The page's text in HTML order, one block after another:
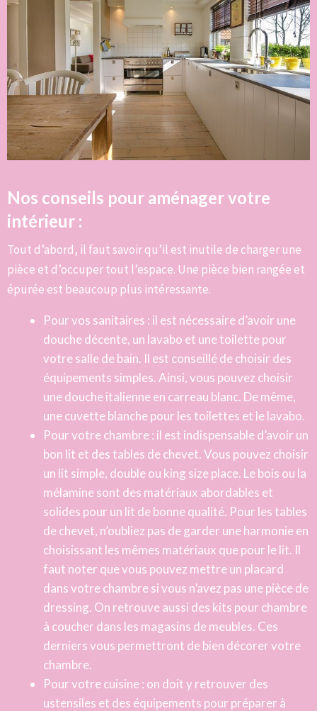
Nos conseils pour aménager votre
intérieur :
Tout d’abord, il faut savoir qu’il est inutile de charger une
pièce et d’occuper tout l’espace. Une pièce bien rangée et
épurée est beaucoup plus intéressante.
Pour vos sanitaires : il est nécessaire d’avoir une
douche décente, un lavabo et une toilette pour
votre salle de bain. Il est conseillé de choisir des
équipements simples. Ainsi, vous pouvez choisir
une douche italienne en carreau blanc. De même,
une cuvette blanche pour les toilettes et le lavabo.
Pour votre chambre : il est indispensable d’avoir un
bon lit et des tables de chevet. Vous pouvez choisir
un lit simple, double ou king size place. Le bois ou la
mélamine sont des matériaux abordables et
solides pour un lit de bonne qualité. Pour les tables
de chevet, n’oubliez pas de garder une harmonie en
choisissant les mêmes matériaux que pour le lit. Il
faut noter que vous pouvez mettre un placard
dans votre chambre si vous n’avez pas une pièce de
dressing. On retrouve aussi des kits pour chambre
à coucher dans les magasins de meubles. Ces
derniers vous permettront de bien décorer votre
chambre.
Pour votre cuisine : on doit y retrouver des
ustensiles et des équipements pour préparer à